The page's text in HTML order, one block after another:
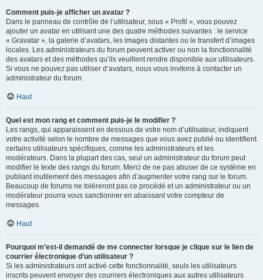
Comment puis-je afficher un avatar ?
Dans le panneau de contrôle de l’utilisateur, sous « Profil », vous pouvez
ajouter un avatar en utilisant une des quatre méthodes suivantes : le service
« Gravatar », la galerie d’avatars, les images distantes ou le transfert d’images
locales. Les administrateurs du forum peuvent activer ou non la fonctionnalité
des avatars et des méthodes qu’ils veuillent rendre disponible aux utilisateurs.
Si vous ne pouvez pas utiliser d’avatars, nous vous invitons à contacter un
administrateur du forum.
Haut
Quel est mon rang et comment puis-je le modifier ?
Les rangs, qui apparaissent en dessous de votre nom d’utilisateur, indiquent
votre activité selon le nombre de messages que vous avez publié ou identifient
certains utilisateurs spécifiques, comme les administrateurs et les
modérateurs. Dans la plupart des cas, seul un administrateur du forum peut
modifier le texte des rangs du forum. Merci de ne pas abuser de ce système en
publiant inutilement des messages afin d’augmenter votre rang sur le forum.
Beaucoup de forums ne toléreront pas ce procédé et un administrateur ou un
modérateur pourra vous sanctionner en abaissant votre compteur de
messages.
Haut
Pourquoi m’est-il demandé de me connecter lorsque je clique sur le lien de
courrier électronique d’un utilisateur ?
Si les administrateurs ont activé cette fonctionnalité, seuls les utilisateurs
inscrits peuvent envoyer des courriers électroniques aux autres utilisateurs